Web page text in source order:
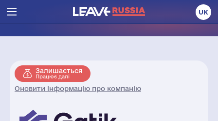
UK
Залишається
Працює далі
Оновити інформацію про компанію